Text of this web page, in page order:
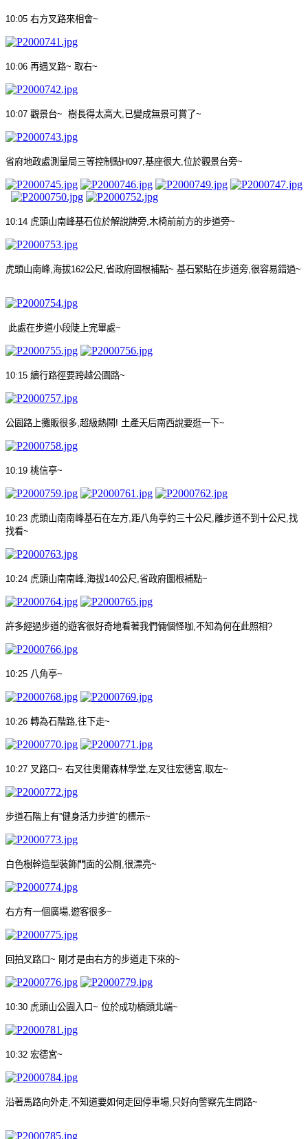
10:05 右方叉路來相會~
10:06 再遇叉路~ 取右~
10:07 觀景台~ 樹長得太高大 已變成無景可賞了~
省府地政處測量局三等控制點H097, 基座很大 位於觀景台旁~
10:14 虎頭山南峰基石位於解說牌旁 木椅前前方的步道旁~
虎頭山南峰 海拔162公尺 省政府圖根補點~ 基石緊貼在步道旁 很容易錯過~
此處在步道小段陡上完畢處~
10:15 續行路徑要跨越公園路~
公園路上攤販很多 超級熱鬧 ! 土產天后南西說要逛一下~
10:19 桃信亭~
10:23 虎頭山南南峰基石在左方 距八角亭約三十公尺 離步道不到十公尺 找
找看~
10:24 虎頭山南南峰 海拔140公尺 省政府圖根補點~
許多經過步道的遊客很好奇地看著我們倆個怪咖 不知為何在此照相?
10:25 八角亭~
10:26 轉為石階路 往下走~
10:27 叉路口~ 右叉往奧爾森林學堂 左叉往宏德宮 取左~
步道石階上有”健身活力步道”的標示~
白色樹幹造型裝飾門面的公厠 很漂亮~
右方有一個廣場 遊客很多~
回拍叉路口~ 剛才是由右方的步道走下來的~
10:30 虎頭山公園入口~ 位於成功橋頭北端~
10:32 宏德宮~
沿著馬路向外走 不知道要如何走回停車場 只好向警察先生問路~